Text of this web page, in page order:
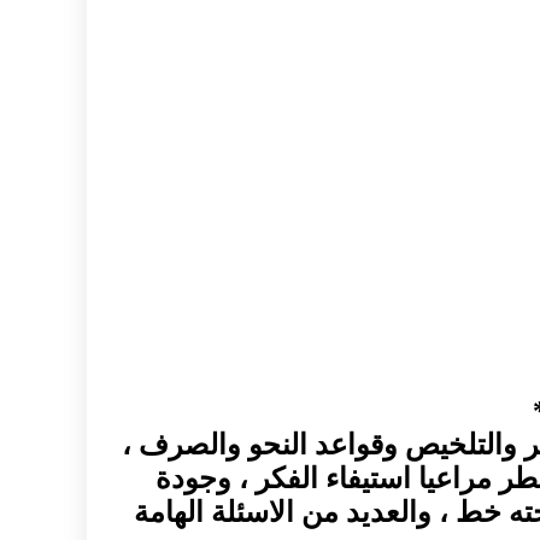
والتلخيص وقواعد النحو والصرف ،
مراعيا استيفاء الفكر ، وجودة
خط ، والعديد من الاسئلة الهامة